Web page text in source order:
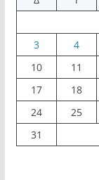
3
4
10
11
17
18
24
25
31